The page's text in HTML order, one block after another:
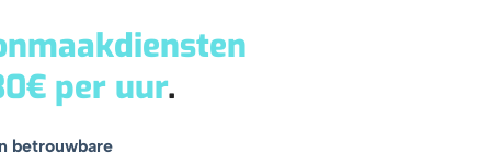
per uur.
betrouwbare